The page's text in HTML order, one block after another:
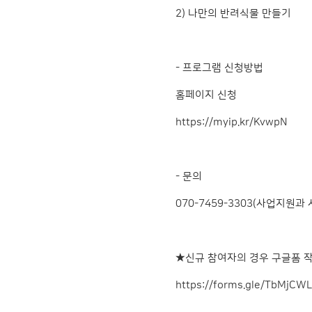
2) 나만의 반려식물 만들기
- 프로그램 신청방법
홈페이지 신청
https://myip.kr/KvwpN
- 문의
070-7459-3303(사업지원과
★신규 참여자의 경우 구글폼
https://forms.gle/